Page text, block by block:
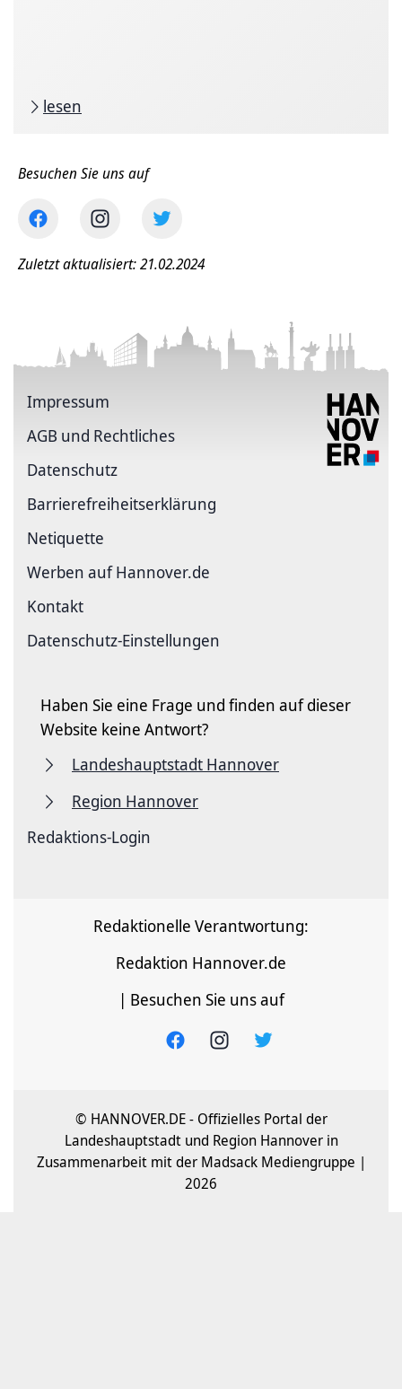
lesen
Besuchen Sie uns auf
Zuletzt aktualisiert: 21.02.2024
Impressum
AGB und Rechtliches
Datenschutz
Barriere­freiheits­erklärung
Netiquette
Werben auf Hannover.de
Kontakt
Datenschutz-Einstellungen
Haben Sie eine Frage und finden auf dieser
Website keine Antwort?
Landeshauptstadt Hannover
Region Hannover
Redaktions-Login
Redaktionelle Verantwortung:
Redaktion Hannover.de
| Besuchen Sie uns auf
© HANNOVER.DE - Offizielles Portal der
Landeshauptstadt und Region Hannover in
Zusammenarbeit mit der Madsack Mediengruppe |
2026